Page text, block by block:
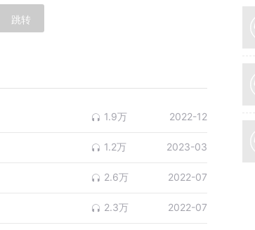
跳转
1.9万 2022-12
1.2万 2023-03
2.6万 2022-07
2.3万 2022-07